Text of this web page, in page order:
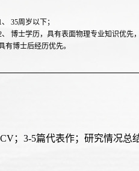
、 35周岁以下；
、 博士学历，具有表面物理专业知识优先，
有博士后经历优先。
；3-5篇代表作；研究情况总